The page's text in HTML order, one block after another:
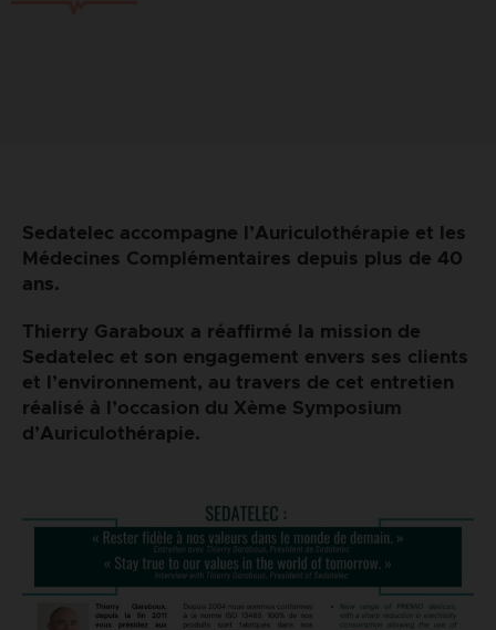
Sedatelec accompagne l’Auriculothérapie et les
Médecines Complémentaires depuis plus de 40
ans.
Thierry Garaboux a réaffirmé la mission de
Sedatelec et son engagement envers ses clients
et l’environnement, au travers de cet entretien
réalisé à l’occasion du Xème Symposium
d’Auriculothérapie.